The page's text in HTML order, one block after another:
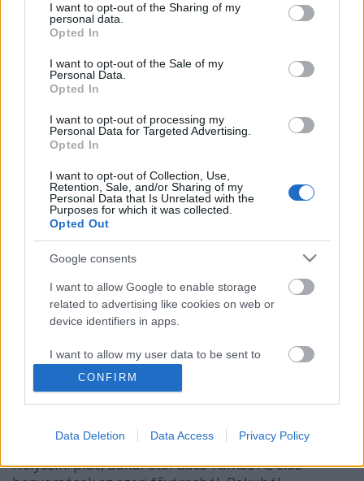
not limited to your visit or usage behaviour. You may click to
grant or deny consent to Google and its third-party tags to
use your data for below specified purposes in below Google
consent section.
I want to opt-out of the Sharing of my
personal data.
Opted In
I want to opt-out of the Sale of my
Personal Data.
Opted In
I want to opt-out of processing my
Personal Data for Targeted Advertising.
Opted In
I want to opt-out of Collection, Use,
Retention, Sale, and/or Sharing of my
Personal Data that Is Unrelated with the
Purposes for which it was collected.
Opted Out
Google consents
I want to allow Google to enable storage
related to advertising like cookies on web or
device identifiers in apps.
I want to allow my user data to be sent to
Google for online advertising purposes.
I want to allow Google to send me
related to analytics like cookies on web or
CONFIRM
Data Deletion Data Access Privacy Policy
Baku, a baltáson túl - Lánybúcsú,
sajt báránybőrben és a népek
barátsága
világevő•2013. július 25.
A megérkezés a WizzAir első bakui járatával
egyébként rettentő viccesre sikerült, ugyanis volt
komoly fogadóbizottság, amit mi persze egyből ki is
használtunk saját céljainkra, úgyis úgy érzem, hogy
méltánytalanul ritkán köszönt fúvószenekar a
reptereken. Miután alaposan…
Na ez tényleg kaukázusi kefír...
Helyszín: piac, BakuFotó: Gács Tamás Az első